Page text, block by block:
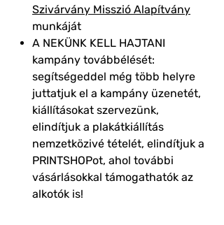
Szivárvány Misszió Alapítvány
munkáját
A NEKÜNK KELL HAJTANI
kampány továbbélését:
segítségeddel még több helyre
juttatjuk el a kampány üzenetét,
kiállításokat szervezünk,
elindítjuk a plakátkiállítás
nemzetközivé tételét, elindítjuk a
PRINTSHOPot, ahol további
vásárlásokkal támogathatók az
alkotók is!